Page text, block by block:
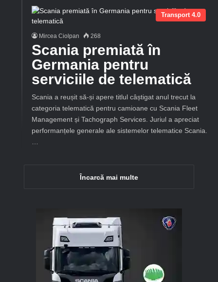
Transport 4.0
Mircea Ciolpan 268
Scania premiată în
Germania pentru
serviciile de telematică
Scania a reușit să-și apere titlul câștigat anul trecut la
categoria telematică pentru camioane cu Scania Fleet
Management și Tachograph Services. Juriul a apreciat
performanțele generale ale sistemelor telematice Scania.
Încarcă mai multe